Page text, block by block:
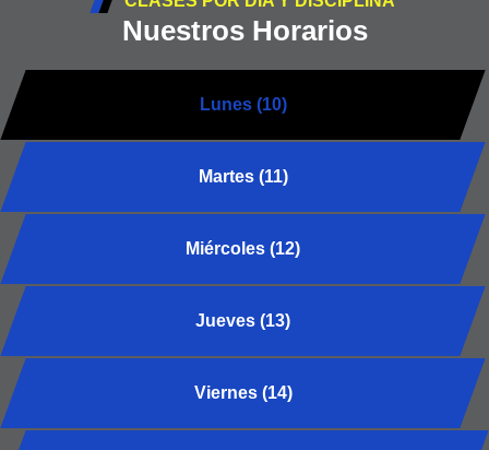
Nuestros Horarios
Lunes (10)
Martes (11)
Miércoles (12)
Jueves (13)
Viernes (14)